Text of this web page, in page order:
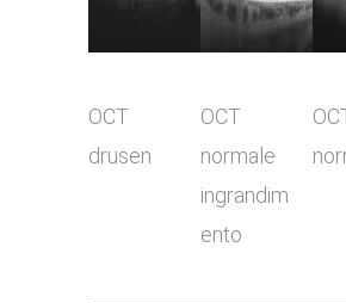
OCT
drusen
OCT
normale
ingrandim
ento